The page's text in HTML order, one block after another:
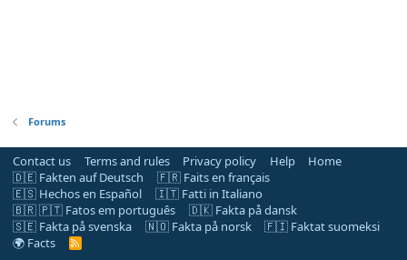
Forums
Contact us Terms and rules Privacy policy Help
Home
🇩🇪 Fakten auf Deutsch
🇫🇷 Faits en français
🇪🇸 Hechos en Español
🇮🇹 Fatti in Italiano
🇧🇷 🇵🇹 Fatos em português
🇩🇰 Fakta på dansk
🇸🇪 Fakta på svenska
🇳🇴 Fakta på norsk
🇫🇮 Faktat suomeksi
🌍 Facts
R